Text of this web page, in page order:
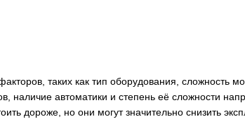
таких как тип оборудования, сложность
автоматики и степень её сложности
дороже, но они могут значительно снизить